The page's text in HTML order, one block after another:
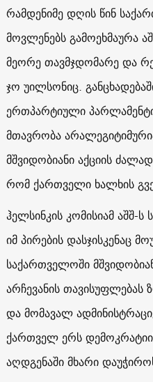
რამდენიმე დღის წინ
მოვლენებს გამოეხმაურა
მეორე თავმჯდომარე და
ჯო უილსონიც.
ერთპარტიული
მთავრობა
მშვიდობიანი აქციის
რომ ქართველი ხალხის
ჰელსინკის კომისიამ აშშ-
იმ პირების დასჯისკენაც
საქართველოში
არჩევანის
და მომავალ
ქართველ ერს
აღდგენაში მხარი